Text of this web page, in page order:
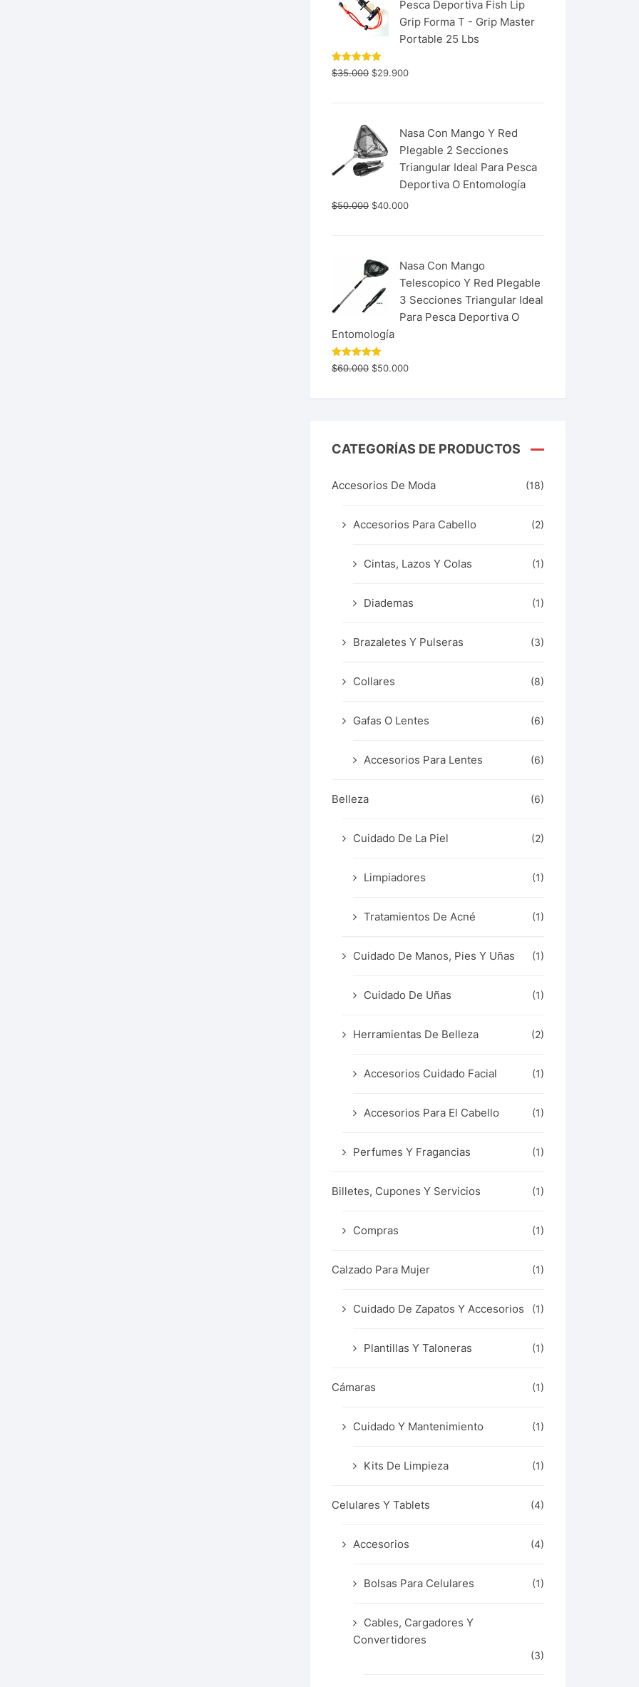
Pesca Deportiva Fish Lip
Grip Forma T - Grip Master
Portable 25 Lbs
Valorado
con 5.00
$35.000 $29.900
Nasa Con Mango Y Red
Plegable 2 Secciones
Triangular Ideal Para Pesca
Deportiva O Entomología
$50.000 $40.000
Nasa Con Mango
Telescopico Y Red Plegable
3 Secciones Triangular Ideal
Para Pesca Deportiva O
Entomología
Valorado
con 5.00
$60.000 $50.000
CATEGORÍAS DE PRODUCTOS
Accesorios De Moda (18)
Accesorios Para Cabello (2)
Cintas, Lazos Y Colas (1)
Diademas (1)
Brazaletes Y Pulseras (3)
Collares (8)
Gafas O Lentes (6)
Accesorios Para Lentes (6)
Belleza (6)
Cuidado De La Piel (2)
Limpiadores (1)
Tratamientos De Acné (1)
Cuidado De Manos, Pies Y Uñas (1)
Cuidado De Uñas (1)
Herramientas De Belleza (2)
Accesorios Cuidado Facial (1)
Accesorios Para El Cabello (1)
Perfumes Y Fragancias (1)
Billetes, Cupones Y Servicios (1)
Compras (1)
Calzado Para Mujer (1)
Cuidado De Zapatos Y Accesorios (1)
Plantillas Y Taloneras (1)
Cámaras (1)
Cuidado Y Mantenimiento (1)
Kits De Limpieza (1)
Celulares Y Tablets (4)
Accesorios (4)
Bolsas Para Celulares (1)
Cables, Cargadores Y
Convertidores
(3)